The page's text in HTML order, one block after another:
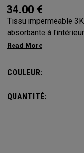
34.00 €
Tissu imperméable
absorbante à
voilà prêt à affronter
COULEUR:
QUANTITÉ: